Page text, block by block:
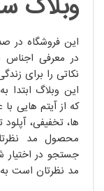
این فروشگاه در
در معرفی اجناس
نکاتی را برای
این وبلاگ ابتدا
که از آیتم هایی
ها، تخفیفی،
محصول مد
جستجو در
مد نظرتان است